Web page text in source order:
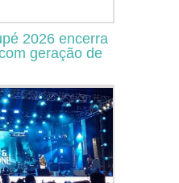
2026 encerra
geração de